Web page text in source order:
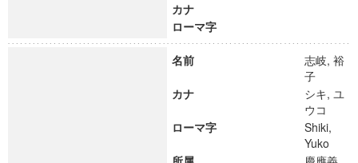
カナ
ローマ字
名前
志岐, 裕
子
カナ
シキ, ユ
ウコ
ローマ字
Shiki,
Yuko